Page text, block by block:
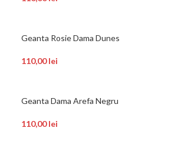
Geanta Rosie Dama Dunes
110,00lei
Geanta Dama Arefa Negru
110,00lei